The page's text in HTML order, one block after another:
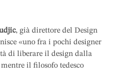
, già direttore del Design
«uno fra i pochi designer
di liberare il design dalla
il filosofo tedesco